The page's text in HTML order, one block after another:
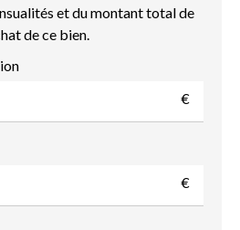
et du montant total de
de ce bien.
€
€